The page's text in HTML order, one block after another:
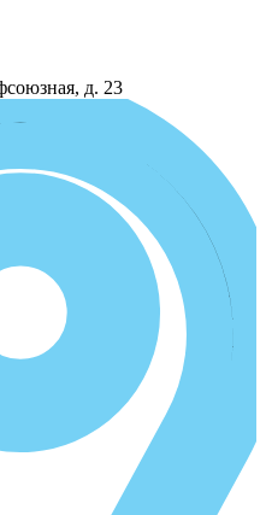
д. 23